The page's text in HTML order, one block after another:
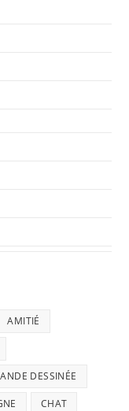
AMITIÉ
DESSINÉE
CHAT